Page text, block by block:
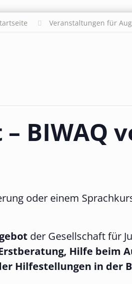
Veranstaltungen für
BIWAQ
oder einem
der Gesellschaft für
Hilfe beim
Hilfestellungen in der